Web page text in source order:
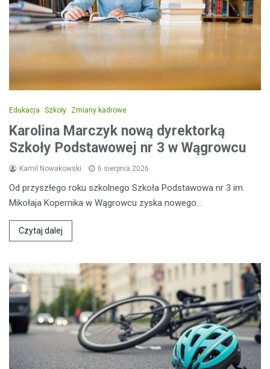
Edukacja Szkoły Zmiany kadrowe
Karolina Marczyk nową dyrektorką
Szkoły Podstawowej nr 3 w Wągrowcu
Kamil Nowakowski 6 sierpnia 2026
Od przyszłego roku szkolnego Szkoła Podstawowa nr 3 im.
Mikołaja Kopernika w Wągrowcu zyska nowego…
Czytaj dalej